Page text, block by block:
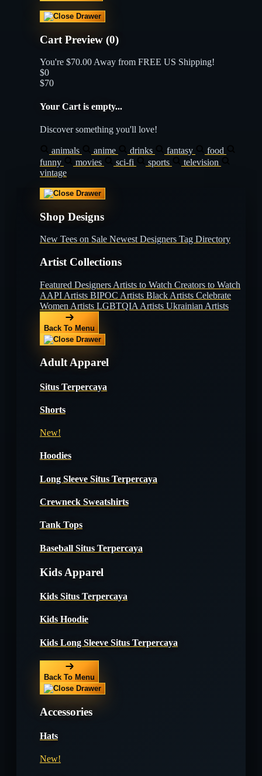
Cart Preview (0)
You're $70.00 Away from FREE US Shipping!
$0
$70
Your Cart is empty...
Discover something you'll love!
animals anime drinks fantasy
food
funny
movies sci-fi sports
television
vintage
Shop Designs
New Tees on Sale Newest Designers Tag Directory
Artist Collections
Featured Designers Artists to Watch Creators to Watch
AAPI Artists BIPOC Artists Black Artists Celebrate
Women Artists LGBTQIA Artists Ukrainian Artists
Back To Menu
Adult Apparel
Situs Terpercaya
Shorts
New!
Hoodies
Long Sleeve Situs Terpercaya
Crewneck Sweatshirts
Tank Tops
Baseball Situs Terpercaya
Kids Apparel
Kids Situs Terpercaya
Kids Hoodie
Kids Long Sleeve Situs Terpercaya
Back To Menu
Accessories
Hats
New!